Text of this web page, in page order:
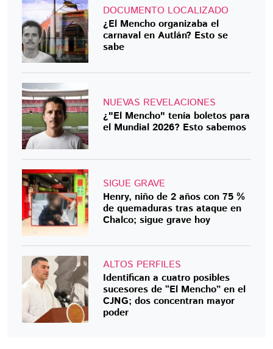
DOCUMENTO LOCALIZADO
¿El Mencho organizaba el
carnaval en Autlán? Esto se
sabe
NUEVAS REVELACIONES
¿"El Mencho" tenía boletos para
el Mundial 2026? Esto sabemos
SIGUE GRAVE
Henry, niño de 2 años con 75 %
de quemaduras tras ataque en
Chalco; sigue grave hoy
ALTOS PERFILES
Identifican a cuatro posibles
sucesores de “El Mencho” en el
CJNG; dos concentran mayor
poder